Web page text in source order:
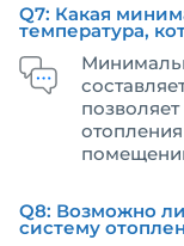
Q7: Какая
температура,
Q8: Возможно
систему